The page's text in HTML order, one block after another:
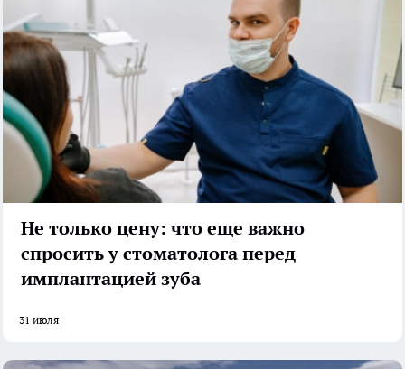
Не только цену: что еще важно
спросить у стоматолога перед
имплантацией зуба
31 июля